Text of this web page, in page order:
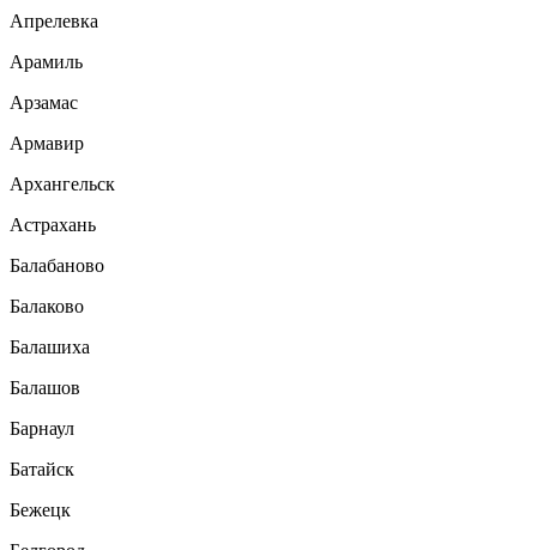
Апрелевка
Арамиль
Арзамас
Армавир
Архангельск
Астрахань
Балабаново
Балаково
Балашиха
Балашов
Барнаул
Батайск
Бежецк